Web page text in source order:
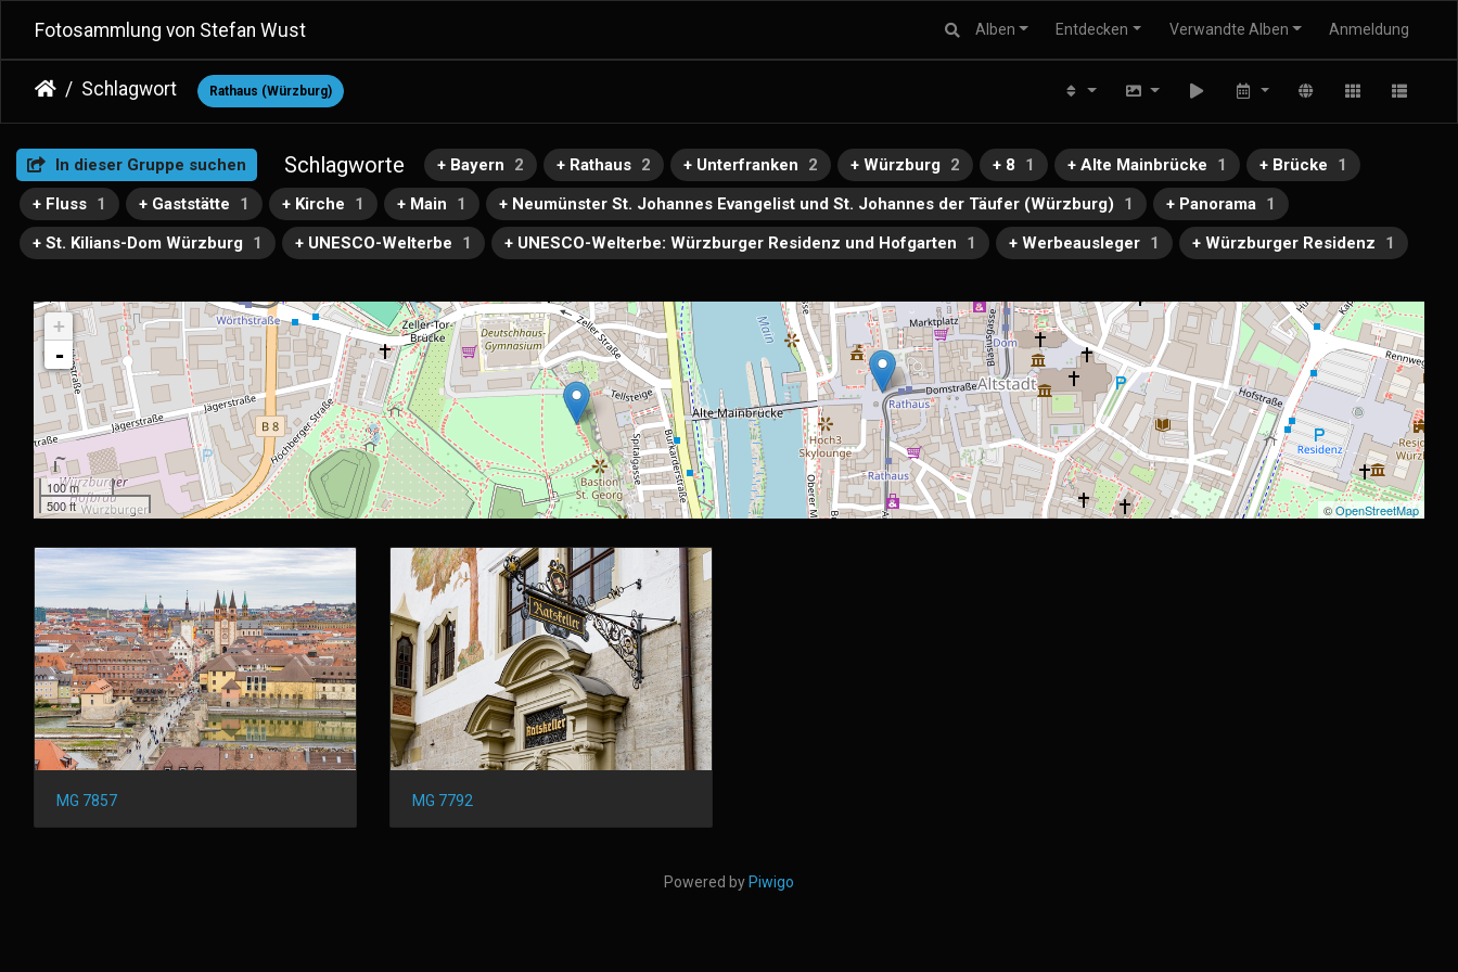
Fotosammlung von Stefan Wust Alben Entdecken Verwandte Alben Anmeldung
Schlagwort Rathaus (Würzburg)
In dieser Gruppe suchen Schlagworte + Bayern 2 + Rathaus 2 + Unterfranken 2 + Würzburg 2 + 8 1 + Alte Mainbrücke 1 + Brücke
1
+ Fluss 1 + Gaststätte 1 + Kirche 1 + Main 1 + Neumünster St. Johannes Evangelist und St. Johannes der Täufer (Würzburg) 1 + Panorama 1
+ St. Kilians-Dom Würzburg
1 + UNESCO-Welterbe 1 + UNESCO-Welterbe: Würzburger Residenz und Hofgarten 1 + Werbeausleger 1 + Würzburger Residenz 1
+
-
100 m
500 ft
©OpenStreetMap
MG 7857 MG 7792
Powered by Piwigo